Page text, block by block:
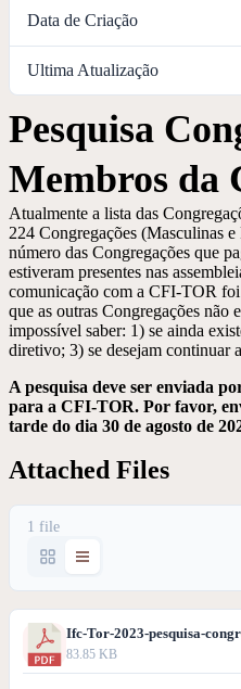
Data de Criação
Ultima Atualização
Pesquisa
Membros da
Atualmente a lista das
224 Congregações (Masculinas
número das Congregações que
estiveram presentes nas
comunicação com a CFI-TOR
que as outras Congregações não
impossível saber: 1) se ainda
diretivo; 3) se desejam continuar
A pesquisa deve ser enviada
para a CFI-TOR. Por favor,
tarde do dia 30 de agosto de
Attached Files
1 file
Ifc-Tor-2023-pesquisa-
83.85 KB